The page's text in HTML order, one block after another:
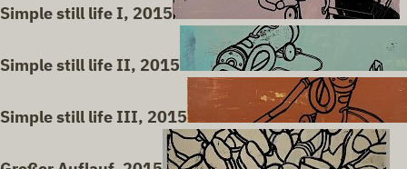
Simple still life I, 2015
Simple still life II, 2015
Simple still life III, 2015